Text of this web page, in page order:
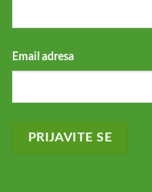
Email adresa